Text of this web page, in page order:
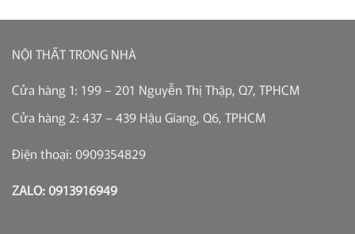
NỘI THẤT TRONG NHÀ
Cửa hàng 1: 199 – 201 Nguyễn Thị Thập, Q7, TPHCM
Cửa hàng 2: 437 – 439 Hậu Giang, Q6, TPHCM
Điện thoại: 0909354829
ZALO: 0913916949